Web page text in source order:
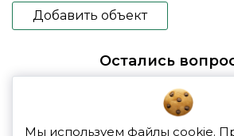
Добавить объект
Остались
Мы используем файлы cookie.